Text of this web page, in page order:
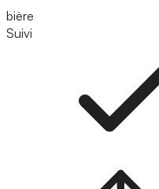
bière
Suivi